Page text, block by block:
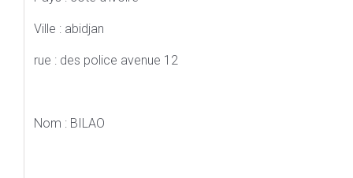
Ville : abidjan
rue : des police avenue 12
Nom : BILAO